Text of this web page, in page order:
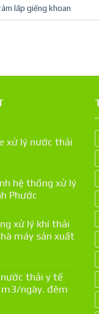
lấp giếng khoan
xử lý nước thải
hệ thống xử lý
Phước
xử lý khí thải
máy sản xuất
thải y tế
ngày. đêm